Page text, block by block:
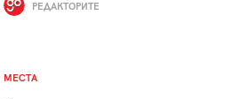
РЕДАКТОРИТЕ
МЕСТА